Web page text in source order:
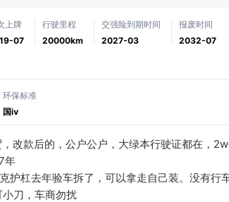
上牌
07
行驶里程
20000km
交强险到期时间
2027-03
报废时间
2032-07
环保标准
国ⅳ
改款后的，公户公户，大绿本行驶证都在，
年
杠去年验车拆了，可以拿走自己装。没有行
刀，车商勿扰